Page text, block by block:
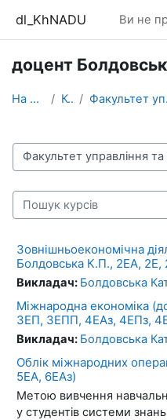
dl_KhNADU Ви не
доцент
На головну Курси
Категорії курсів
Пошук курсів
Зовнішньоекономічна
Болдовська К.П., 2ЕА, 2Е,
Викладач: Болдовська
Міжнародна економіка
3ЕП, 3ЕПП, 4ЕАз, 4ЕПз,
Викладач: Болдовська
Облік міжнародних
5ЕА, 6ЕАз)
Метою вивчення
у студентів системи